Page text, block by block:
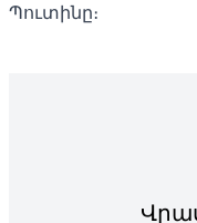
Պուտինը։